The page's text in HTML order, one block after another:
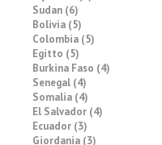
Sudan (6)
Bolivia (5)
Colombia (5)
Egitto (5)
Burkina Faso (4)
Senegal (4)
Somalia (4)
El Salvador (4)
Ecuador (3)
Giordania (3)